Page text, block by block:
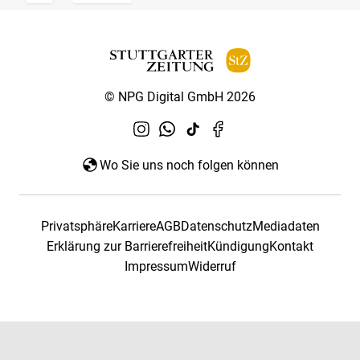
© NPG Digital GmbH 2026
Wo Sie uns noch folgen können
PrivatsphäreKarriereAGBDatenschutzMediadaten
Erklärung zur BarrierefreiheitKündigungKontakt
ImpressumWiderruf